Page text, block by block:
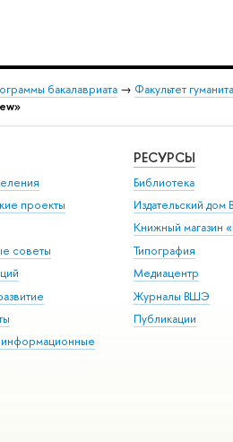
бакалавриата→ Факультет
проекты
советы
РЕСУРСЫ
Библиотека
Издательский
Книжный магазин
Типография
Медиацентр
Журналы ВШЭ
Публикации